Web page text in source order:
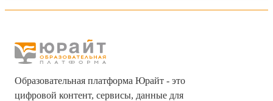
Образовательная платформа Юрайт - это
цифровой контент, сервисы, данные для